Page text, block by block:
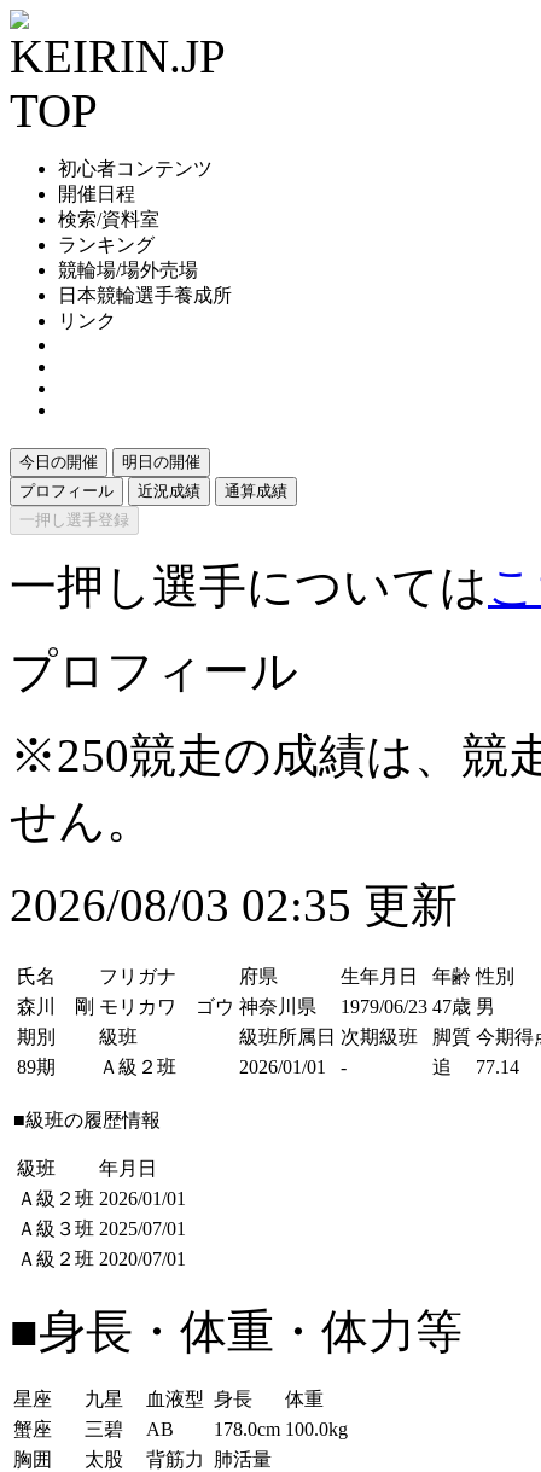
初心者コンテンツ
開催日程
検索/資料室
ランキング
競輪場/場外売場
日本競輪選手養成所
リンク
今日の開催
明日の開催
プロフィール
近況成績
通算成績
一押し選手登録
一押し選手については
プロフィール
※250競走の成績は、競
せん。
2026/08/03 02:35 更新
氏名 フリガナ 府県 生年月日 年齢 性別
森川 剛 モリカワ ゴウ 神奈川県 1979/06/23 47歳 男
期別
級班 級班所属日 次期級班 脚質 今期得
89期
Ａ級２班 2026/01/01 - 追 77.14
■級班の履歴情報
級班
年月日
Ａ級２班 2026/01/01
Ａ級３班 2025/07/01
Ａ級２班 2020/07/01
■身長・体重・体力等
星座 九星 血液型 身長
体重
蟹座
三碧 AB 178.0cm 100.0kg
胸囲
太股 背筋力
肺活量